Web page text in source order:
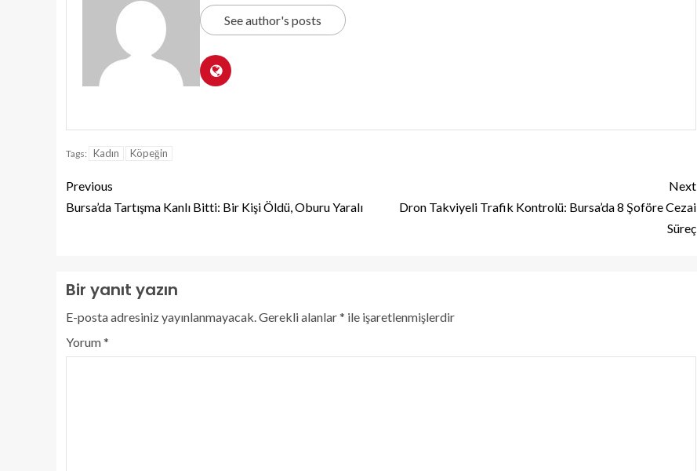
See author's posts
Tags: Kadın Köpeğin
Previous
Bursa’da Tartışma Kanlı Bitti: Bir Kişi Öldü, Oburu Yaralı
Next
Dron Takviyeli Trafik Kontrolü: Bursa’da 8 Şoföre Cezai
Süreç
Bir yanıt yazın
E-posta adresiniz yayınlanmayacak.Gerekli alanlar* ile işaretlenmişlerdir
Yorum*